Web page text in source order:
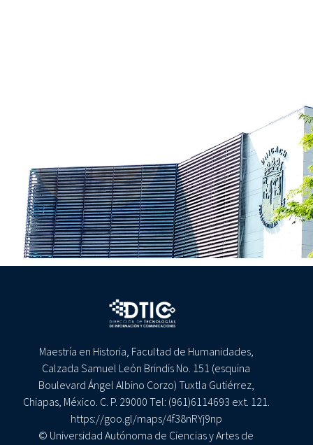
Maestría en Historia, Facultad de Humanidades,
Calzada Samuel León Brindis No. 151 (esquina
Boulevard Ángel Albino Corzo) Tuxtla Gutiérrez,
Chiapas, México. C. P. 29000 Tel: (961)6114693 ext. 121.
https://goo.gl/maps/4f38nRYj9np
© Universidad Autónoma de Ciencias y Artes de